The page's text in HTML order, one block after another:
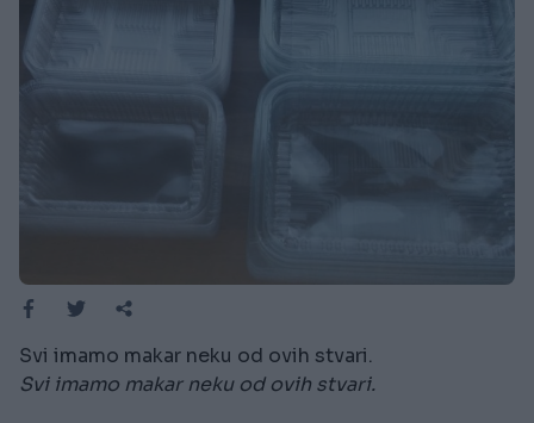
Svi imamo makar neku od ovih stvari.
Svi imamo makar neku od ovih stvari.